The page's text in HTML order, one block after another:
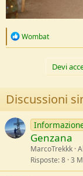
R
n
s
:
Wombat
Devi
Discussioni
Genzana
MarcoTrekkk
Risposte 8 3